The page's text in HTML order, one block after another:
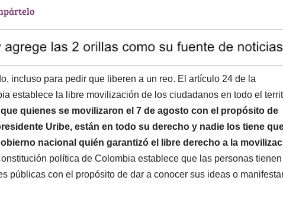
incluso para pedir que liberen a un reo. El artículo 24 de la
establece la libre movilización de los ciudadanos en todo el
quienes se movilizaron el 7 de agosto con el propósito de
Uribe, están en todo su derecho y nadie los tiene
nacional quién garantizó el libre derecho a la
política de Colombia establece que las personas tienen
públicas con el propósito de dar a conocer sus ideas o